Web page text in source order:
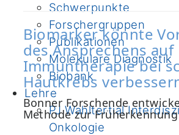
Schwerpunkte
Forschergruppen
Publikationen
Molekulare Diagnostik
Biobank
Lehre
PJ Wahltertial
Onkologie
Biomarker könnte
des Ansprechens auf
Immuntherapie bei
Hautkrebs
Bonner Forschende
Methode zur Früherkennung